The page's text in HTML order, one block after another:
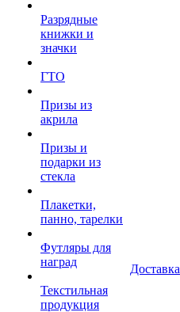
Разрядные
книжки и
значки
ГТО
Призы из
акрила
Призы и
подарки из
стекла
Плакетки,
панно, тарелки
Футляры для
наград
Текстильная
продукция
Доставка